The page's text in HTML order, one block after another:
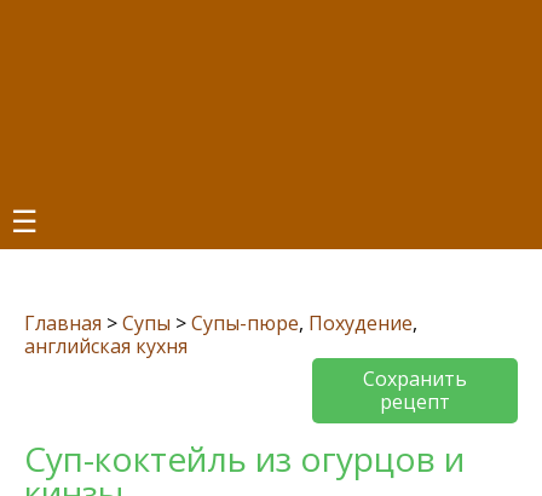
☰
Главная >Супы >Супы-пюре, Похудение,
английская кухня
Сохранить
рецепт
Суп-коктейль из огурцов и